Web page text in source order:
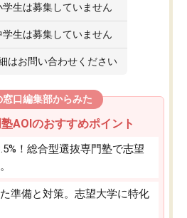
学生は募集していません
学生は募集していません
はお問い合わせください
窓口編集部からみた
AOIのおすすめポイント
！総合型選抜専門塾で志望
準備と対策。志望大学に特化